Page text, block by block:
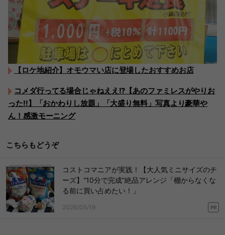
【ロケ地紹介】オモウマい店に登場したおすすめお店
コメダ行ってる場合じゃねええ!?【あのファミレスがやりお
った!!】「おかわりし放題」「大盛り無料」写真より豪華や
ん！感激モーニング
こちらもどうぞ
コストコマニアが実践！【大人気ミニサイズのチ
ーズ】“10分で完成”絶品アレンジ「棚からなくな
る前に買い占めたい！」
2026/05/19 PR